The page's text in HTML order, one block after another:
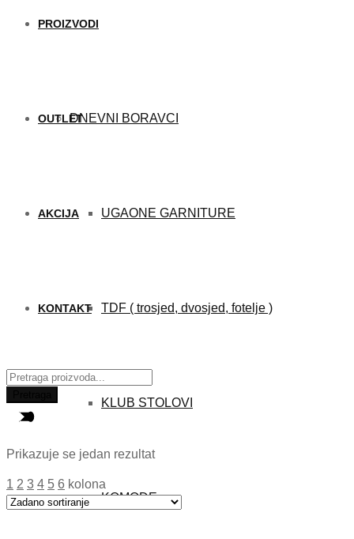
PROIZVODI
DNEVNI BORAVCI
UGAONE GARNITURE
TDF ( trosjed, dvosjed, fotelje )
KLUB STOLOVI
KOMODE
OUTLET
AKCIJA
KONTAKT
Traži:
Prikazuje se jedan rezultat
1 2 3 4 5 6 kolona